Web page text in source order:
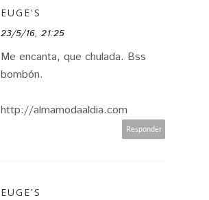
EUGE'S
23/5/16, 21:25
Me encanta, que chulada. Bss
bombón.
http://almamodaaldia.com
Responder
EUGE'S